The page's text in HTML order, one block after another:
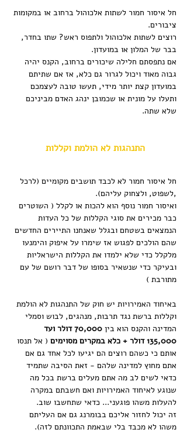
חל איסור חמור לשתות אלכוהול ברחוב או במקומות
ציבורים.
רוצים לשתות אלכוהול ולתפוס ראש? שתו בחדר,
בבר של המלון או במועדון.
אם נתפסתם חלילה שיכורים ברחוב, הקנס יהיה
גבוה מאוד ויכול לגרור גם כלא, אז אם שתיתם
במועדון קצת יותר מידי, תעשו טובה לעצמכם
ותעלו על מונית או שכמובן ינהג האדם מביניכם
שלא שתה.
התנהגות לא הולמת וקללות
חל איסור חמור לא לכבד תושבים מקומיים (לרכל
,לשפוט, ולצחוק עליהם).
ואיסור חמור נוסף הוא להכות או לקלל ( השוטרים
כבר מכירים את סוגי הקללות של כל העדות
הנמצאים בשטחם ובגלל שאנחנו התיירים החדשים
שהם הולכים לפגוש אז שימרו על איפוק והימנעו
מלקלל כדי שלא ילמדו את הקללות הישראליות
ובעיקר כדי שנשאיר בסופו של דבר רושם של עם
מתורבת )
באיחוד האמירויות יש חוק של התנהגות לא הולמת
וקללות ברשת נגד תרבות, מנהגים, לבוש וסמלי
המדינה והקנס הוא בין
70,000 דולר ועד
135,000 דולר + כלא במקרים מסוימים
( אל תנסו
אותם כי כשהם רוצים הם יגיעו לכל אחד גם אם
אתם מחוץ למדינה שלהם - זאת הסיבה שתמיד
כדאי לשים לב מה אתם מעלים ברשת בכל מה
שנוגע לאיחוד האמירויות ואם חשבתם במקרה
להעלות משהו פוגעני... כדאי שתחשבו שוב.
זה יכול לחזור אליכם בבומרנג גם אם העליתם
משהו לא מכבד בלי שבאמת התכוונתם לזה).